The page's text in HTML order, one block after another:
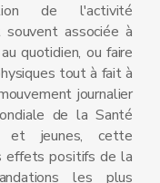
de l'activité
associée à
quotidien, ou faire
tout à fait à
journalier
de la Santé
et jeunes, cette
effets positifs de la
les plus